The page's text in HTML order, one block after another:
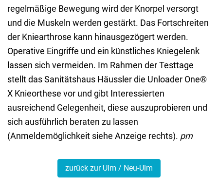
regelmäßige Bewegung wird der Knorpel versorgt
und die Muskeln werden gestärkt. Das Fortschreiten
der Kniearthrose kann hinausgezögert werden.
Operative Eingriffe und ein künstliches Kniegelenk
lassen sich vermeiden. Im Rahmen der Testtage
stellt das Sanitätshaus Häussler die Unloader One®
X Knieorthese vor und gibt Interessierten
ausreichend Gelegenheit, diese auszuprobieren und
sich ausführlich beraten zu lassen
(Anmeldemöglichkeit siehe Anzeige rechts). pm
zurück zur Ulm / Neu-Ulm